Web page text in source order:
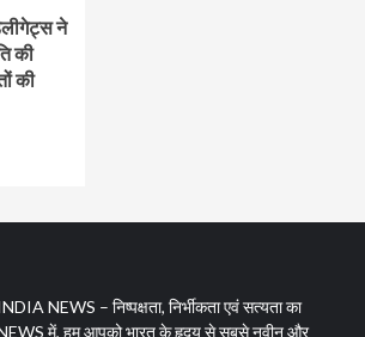
ने
की
की
NEWS – निष्पक्षता, निर्भीकता एवं सत्यता का
में, हम आपको भारत के हृदय से सबसे नवीन और